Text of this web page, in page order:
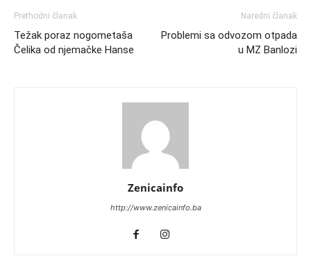
Prethodni članak
Težak poraz nogometaša
Čelika od njemačke Hanse
Naredni članak
Problemi sa odvozom otpada
u MZ Banlozi
Zenicainfo
http://www.zenicainfo.ba